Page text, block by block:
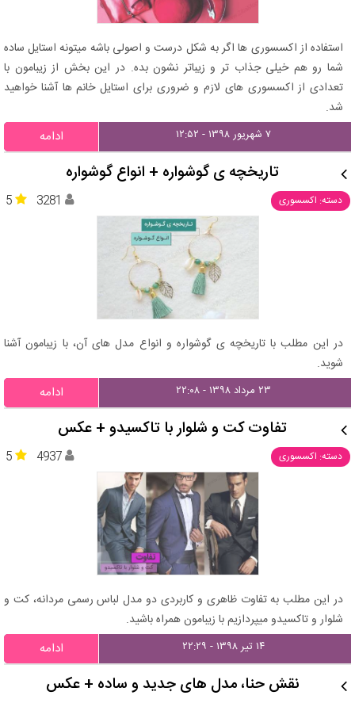
استفاده از اکسسوری ها اگر به شکل درست و اصولی باشه میتونه استایل ساده
شما رو هم خیلی جذاب تر و زیباتر نشون بده. در این بخش از زیبامون با
تعدادی از اکسسوری های لازم و ضروری برای استایل خانم ها آشنا خواهید
شد.
۷ شهریور ۱۳۹۸ - ۱۲:۵۲ ادامه
تاریخچه ی گوشواره + انواع گوشواره
دسته: اکسسوری 5 3281
در این مطلب با تاریخچه ی گوشواره و انواع مدل های آن، با زیبامون آشنا
شوید.
۲۳ مرداد ۱۳۹۸ - ۲۲:۰۸ ادامه
تفاوت کت و شلوار با تاکسیدو + عکس
دسته: اکسسوری 5 4937
در این مطلب به تفاوت ظاهری و کاربردی دو مدل لباس رسمی مردانه، کت و
شلوار و تاکسیدو میپردازیم با زیبامون همراه باشید.
۱۴ تیر ۱۳۹۸ - ۲۲:۲۹ ادامه
نقش حنا، مدل های جدید و ساده + عکس